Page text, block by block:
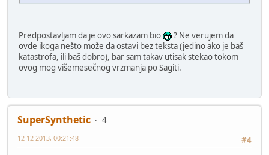
Predpostavljam da je ovo sarkazam bio
? Ne verujem da
ovde ikoga nešto može da ostavi bez teksta (jedino ako je baš
katastrofa, ili baš dobro), bar sam takav utisak stekao tokom
ovog mog višemesečnog vrzmanja po Sagiti.
SuperSynthetic
4
#4
12-12-2013, 00:21:48